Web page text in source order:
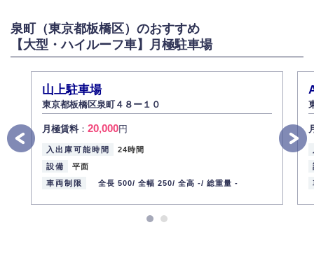
泉町（東京都板橋区）のおすすめ
【大型・ハイルーフ車】月極駐車場
山上駐車場
東京都板橋区泉町４８ー１０
月極賃料： 20,000円
入出庫可能時間
24時間
設備
平面
車両制限
全長 500/ 全幅 250/ 全高 -/ 総重量 -